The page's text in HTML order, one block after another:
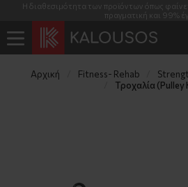
Η διαθεσιμότητα των προϊόντων όπως
πραγματική και 99%
Αρχική Fitness- Rehab
Τροχαλία (Pulley